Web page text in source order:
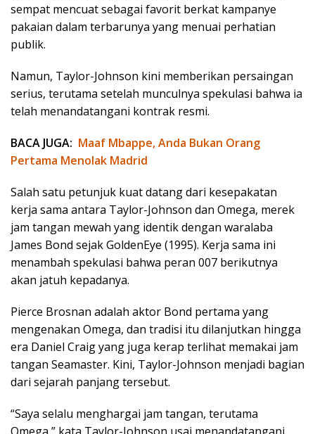
sempat mencuat sebagai favorit berkat kampanye
pakaian dalam terbarunya yang menuai perhatian
publik.
Namun, Taylor-Johnson kini memberikan persaingan
serius, terutama setelah munculnya spekulasi bahwa ia
telah menandatangani kontrak resmi.
BACA JUGA: Maaf Mbappe, Anda Bukan Orang
Pertama Menolak Madrid
Salah satu petunjuk kuat datang dari kesepakatan
kerja sama antara Taylor-Johnson dan Omega, merek
jam tangan mewah yang identik dengan waralaba
James Bond sejak GoldenEye (1995). Kerja sama ini
menambah spekulasi bahwa peran 007 berikutnya
akan jatuh kepadanya.
Pierce Brosnan adalah aktor Bond pertama yang
mengenakan Omega, dan tradisi itu dilanjutkan hingga
era Daniel Craig yang juga kerap terlihat memakai jam
tangan Seamaster. Kini, Taylor-Johnson menjadi bagian
dari sejarah panjang tersebut.
“Saya selalu menghargai jam tangan, terutama